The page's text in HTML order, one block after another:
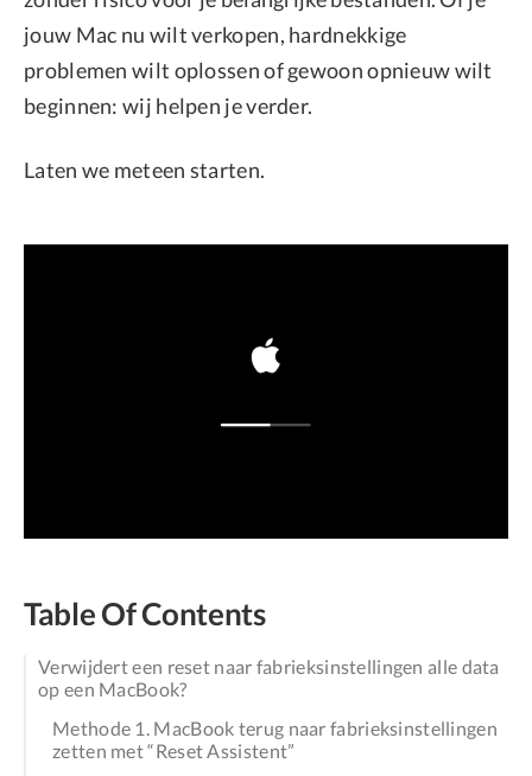
jouw Mac nu wilt verkopen, hardnekkige
problemen wilt oplossen of gewoon opnieuw wilt
beginnen: wij helpen je verder.
Laten we meteen starten.
Table Of Contents
Verwijdert een reset naar fabrieksinstellingen alle data
op een MacBook?
Methode 1. MacBook terug naar fabrieksinstellingen
zetten met “Reset Assistent”